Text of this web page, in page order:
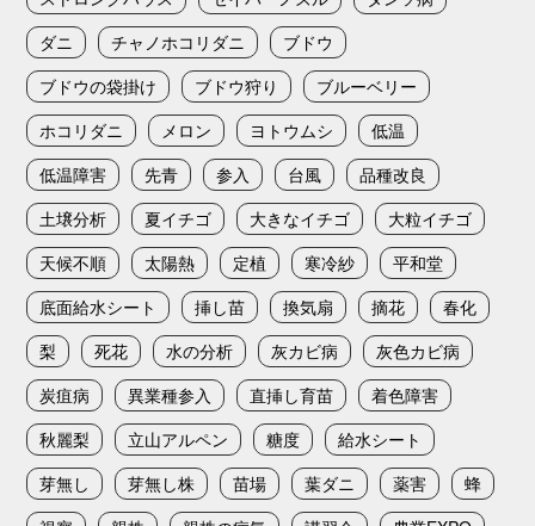
ダニ
チャノホコリダニ
ブドウ
ブドウの袋掛け
ブドウ狩り
ブルーベリー
ホコリダニ
メロン ヨトウムシ
低温
低温障害
先青 参入 台風
品種改良
土壌分析
夏イチゴ 大きなイチゴ
大粒イチゴ
天候不順
太陽熱 定植 寒冷紗
平和堂
底面給水シート
挿し苗 換気扇 摘花
春化
梨
死花 水の分析 灰カビ病
灰色カビ病
炭疽病
異業種参入 直挿し育苗
着色障害
秋麗梨
立山アルペン 糖度
給水シート
芽無し
芽無し株 苗場 葉ダニ 薬害
蜂